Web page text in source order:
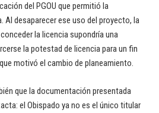
del PGOU que permitió la
Al desaparecer ese uso del proyecto, la
la licencia supondría una
la potestad de licencia para un fin
motivó el cambio de planeamiento.
que la documentación presentada
el Obispado ya no es el único titular